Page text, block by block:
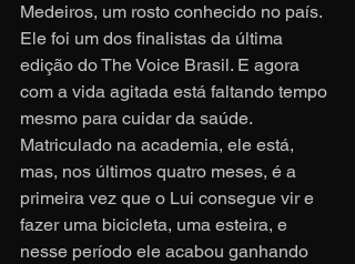
Medeiros, um rosto conhecido no país.
Ele foi um dos finalistas da última
edição do The Voice Brasil. E agora
com a vida agitada está faltando tempo
mesmo para cuidar da saúde.
Matriculado na academia, ele está,
mas, nos últimos quatro meses, é a
primeira vez que o Lui consegue vir e
fazer uma bicicleta, uma esteira, e
nesse período ele acabou ganhando